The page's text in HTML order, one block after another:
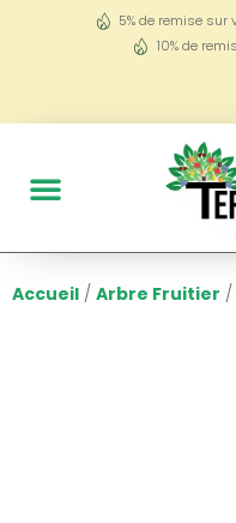
5% de remise
10% de
Accueil / Arbre Fruitier /